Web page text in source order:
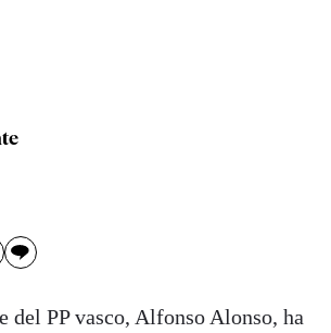
del PP vasco, Alfonso Alonso, ha